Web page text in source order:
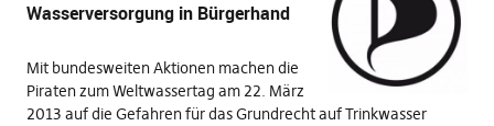
Wasserversorgung in Bürgerhand
Mit bundesweiten Aktionen machen die
Piraten zum Weltwassertag am 22. März
2013 auf die Gefahren für das Grundrecht auf Trinkwasser